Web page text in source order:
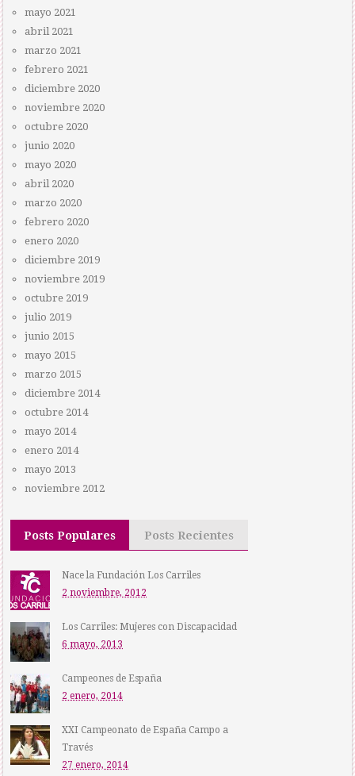
mayo 2021
abril 2021
marzo 2021
febrero 2021
diciembre 2020
noviembre 2020
octubre 2020
junio 2020
mayo 2020
abril 2020
marzo 2020
febrero 2020
enero 2020
diciembre 2019
noviembre 2019
octubre 2019
julio 2019
junio 2015
mayo 2015
marzo 2015
diciembre 2014
octubre 2014
mayo 2014
enero 2014
mayo 2013
noviembre 2012
Posts Populares Posts Recientes
Nace la Fundación Los Carriles
2 noviembre, 2012
Los Carriles: Mujeres con Discapacidad
6 mayo, 2013
Campeones de España
2 enero, 2014
XXI Campeonato de España Campo a
Través
27 enero, 2014